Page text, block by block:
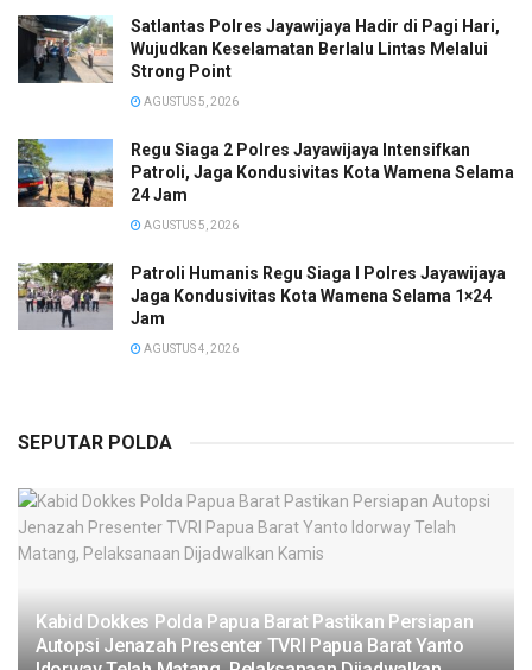
Satlantas Polres Jayawijaya Hadir di Pagi Hari,
Wujudkan Keselamatan Berlalu Lintas Melalui
Strong Point
AGUSTUS 5, 2026
Regu Siaga 2 Polres Jayawijaya Intensifkan
Patroli, Jaga Kondusivitas Kota Wamena Selama
24 Jam
AGUSTUS 5, 2026
Patroli Humanis Regu Siaga I Polres Jayawijaya
Jaga Kondusivitas Kota Wamena Selama 1×24
Jam
AGUSTUS 4, 2026
SEPUTAR POLDA
Kabid Dokkes Polda Papua Barat Pastikan Persiapan
Autopsi Jenazah Presenter TVRI Papua Barat Yanto